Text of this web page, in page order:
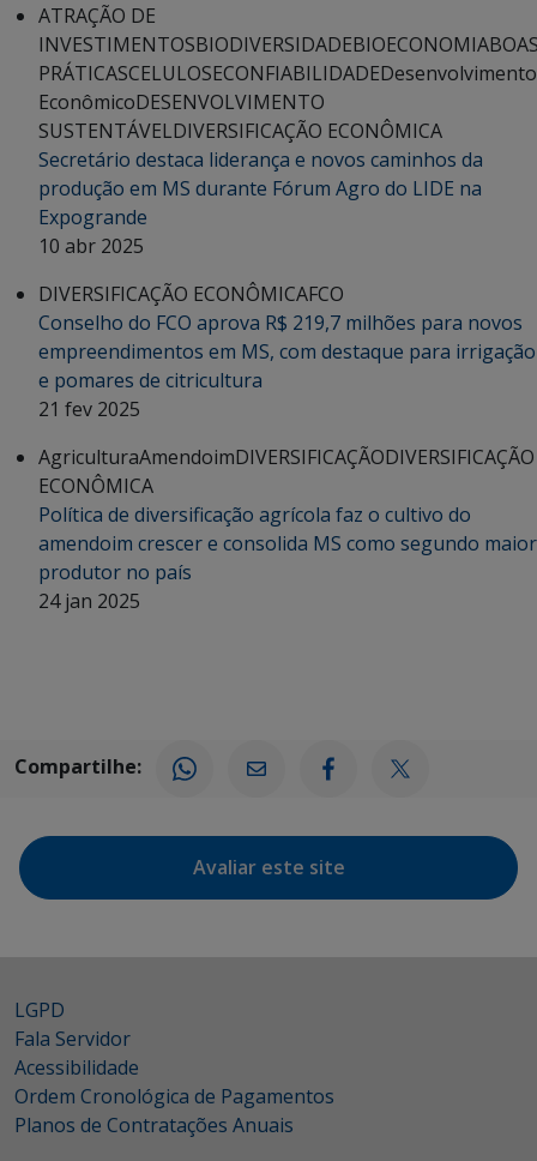
ATRAÇÃO DE
INVESTIMENTOSBIODIVERSIDADEBIOECONOMIA
PRÁTICASCELULOSECONFIABILIDADEDesenvolvimento
EconômicoDESENVOLVIMENTO
SUSTENTÁVELDIVERSIFICAÇÃO ECONÔMICA
Secretário destaca liderança e novos caminhos da
produção em MS durante Fórum Agro do LIDE na
Expogrande
10 abr 2025
DIVERSIFICAÇÃO ECONÔMICAFCO
Conselho do FCO aprova R$ 219,7 milhões para novos
empreendimentos em MS, com destaque para irrigação
e pomares de citricultura
21 fev 2025
AgriculturaAmendoimDIVERSIFICAÇÃODIVERSIFICAÇÃO
ECONÔMICA
Política de diversificação agrícola faz o cultivo do
amendoim crescer e consolida MS como segundo maior
produtor no país
24 jan 2025
Compartilhe:
Avaliar este site
LGPD
Fala Servidor
Acessibilidade
Ordem Cronológica de Pagamentos
Planos de Contratações Anuais